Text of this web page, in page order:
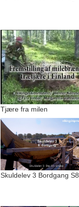
Tjære fra milen
Skuldelev 3 Bordgang S8